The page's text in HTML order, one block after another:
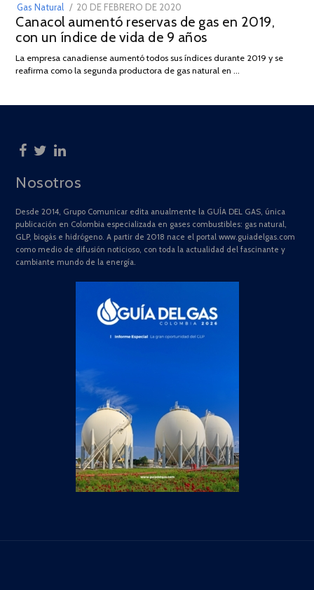
Gas Natural
POSTED
ON
20 DE FEBRERO DE 2020
DE
JULIO
2025
Canacol aumentó reservas de gas en 2019,
con un índice de vida de 9 años
La empresa canadiense aumentó todos sus índices durante 2019 y se
reafirma como la segunda productora de gas natural en …
Nosotros
Desde 2014, Grupo Comunicar edita anualmente la GUÍA DEL GAS, única
publicación en Colombia especializada en gases combustibles: gas natural,
GLP, biogás e hidrógeno. A partir de 2018 nace el portal www.guiadelgas.com
como medio de difusión noticioso, con toda la actualidad del fascinante y
cambiante mundo de la energía.